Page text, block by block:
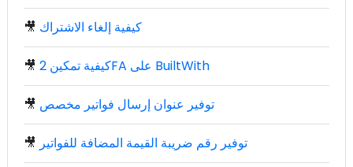
🎥 كيفية إلغاء الاشتراك
🎥 كيفية تمكين 2FA على BuiltWith
🎥 توفير عنوان إرسال فواتير مخصص
🎥 توفير رقم ضريبة القيمة المضافة للفواتير